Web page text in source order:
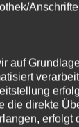
auf
die direkte
erfolgt